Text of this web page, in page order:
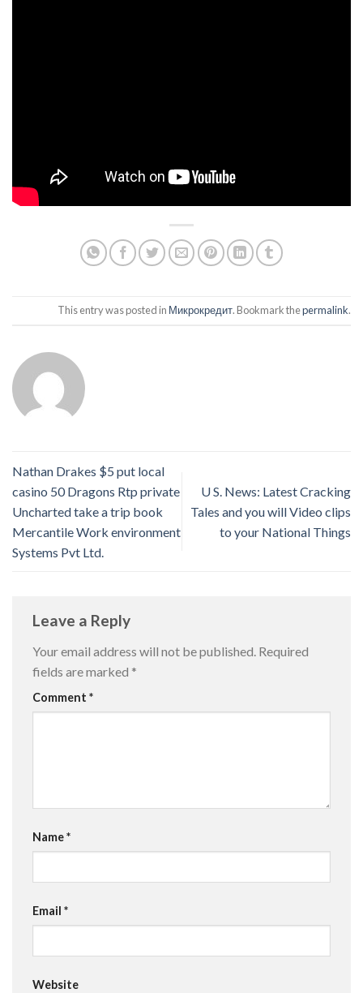
This entry was posted in Микрокредит. Bookmark thepermalink.
Nathan Drakes $5 put local
casino 50 Dragons Rtp private
Uncharted take a trip book
Mercantile Work environment
Systems Pvt Ltd.
U S. News: Latest Cracking
Tales and you will Video clips
to your National Things
Leave a Reply
Your email address will not be published. Required
fields are marked *
Comment *
Name*
Email *
Website